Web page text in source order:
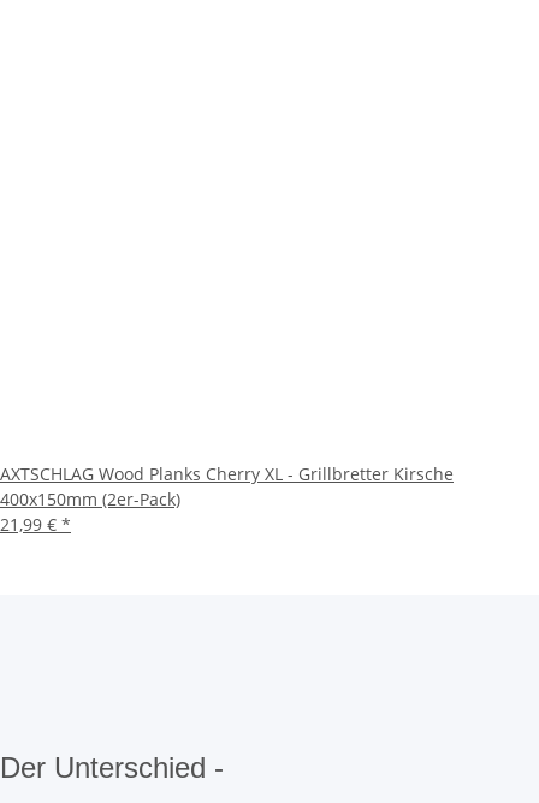
AXTSCHLAG Wood Planks Cherry XL - Grillbretter Kirsche
400x150mm (2er-Pack)
21,99 € *
Der Unterschied -